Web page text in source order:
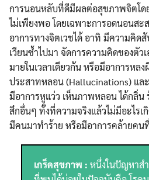
การนอนหลับที่ดีมีผลต่อสุขภาพจิตโ
ไม่เพียงพอ โดยเฉพาะการอดนอนสะ
อาการทางจิตเวชได้ อาทิ มีความคิด
เวียนซ้ำไปมา จัดการความคิดของตัว
มายในเวลาเดียวกัน หรือมีอาการหล
ประสาทหลอน (Hallucinations) แล
มีอาการหูแว่ว เห็นภาพหลอน ได้กลิ่น
สึกอื่นๆ ทั้งที่ความจริงแล้วไม่มีอะไรเ
มีคนมาทำร้าย หรือมีอาการคล้ายคน
เกร็ดสุขภาพ : หนึ่งในปัญหาส